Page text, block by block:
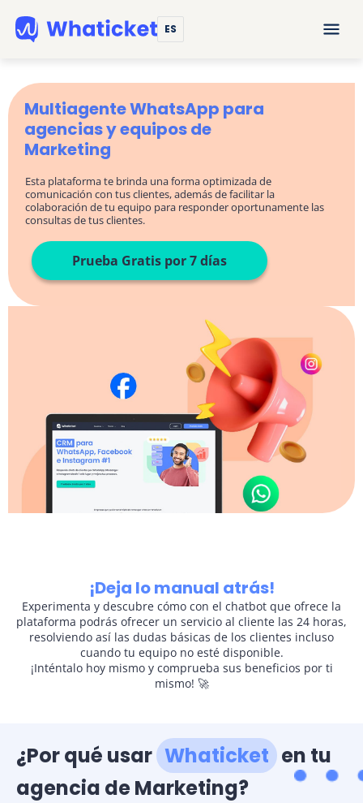
ES
Multiagente WhatsApp para
agencias y equipos de
Marketing
Esta plataforma te brinda una forma optimizada de
comunicación con tus clientes, además de facilitar la
colaboración de tu equipo para responder oportunamente las
consultas de tus clientes.
Prueba Gratis por 7 días
¡Deja lo manual atrás!
Experimenta y descubre cómo con el chatbot que ofrece la
plataforma podrás ofrecer un servicio al cliente las 24 horas,
resolviendo así las dudas básicas de los clientes incluso
cuando tu equipo no esté disponible.
¡Inténtalo hoy mismo y comprueba sus beneficios por ti
mismo! 🚀
¿Por qué usar Whaticket en tu
agencia de Marketing?